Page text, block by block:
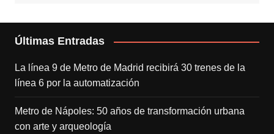
Últimas Entradas
La línea 9 de Metro de Madrid recibirá 30 trenes de la
línea 6 por la automatización
Metro de Nápoles: 50 años de transformación urbana
con arte y arqueología